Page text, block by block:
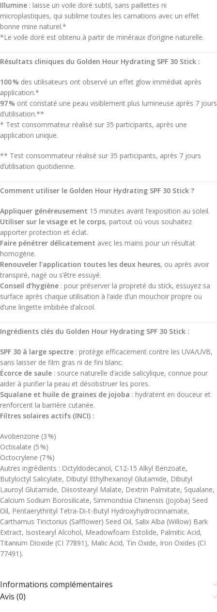
Illumine : laisse un voile doré subtil, sans paillettes ni
microplastiques, qui sublime toutes les carnations avec un effet
bonne mine naturel.*
*Le voile doré est obtenu à partir de minéraux d’origine naturelle.
Résultats cliniques du Golden Hour Hydrating SPF 30 Stick :
100 % des utilisateurs ont observé un effet glow immédiat après
application.*
97 % ont constaté une peau visiblement plus lumineuse après 7 jours
d’utilisation.**
* Test consommateur réalisé sur 35 participants, après une
application unique.
** Test consommateur réalisé sur 35 participants, après 7 jours
d’utilisation quotidienne.
Comment utiliser le Golden Hour Hydrating SPF 30 Stick ?
Appliquer généreusement 15 minutes avant l’exposition au soleil.
Utiliser sur le visage et le corps, partout où vous souhaitez
apporter protection et éclat.
Faire pénétrer délicatement avec les mains pour un résultat
homogène.
Renouveler l’application toutes les deux heures, ou après avoir
transpiré, nagé ou s’être essuyé.
Conseil d’hygiène : pour préserver la propreté du stick, essuyez sa
surface après chaque utilisation à l’aide d’un mouchoir propre ou
d’une lingette imbibée d’alcool.
Ingrédients clés du Golden Hour Hydrating SPF 30 Stick :
SPF 30 à large spectre : protège efficacement contre les UVA/UVB,
sans laisser de film gras ni de fini blanc.
Écorce de saule : source naturelle d’acide salicylique, connue pour
aider à purifier la peau et désobstruer les pores.
Squalane et huile de graines de jojoba : hydratent en douceur et
renforcent la barrière cutanée.
Filtres solaires actifs (INCI) :
Avobenzone (3 %)
Octisalate (5 %)
Octocrylene (7 %)
Autres ingrédients : Octyldodecanol, C12-15 Alkyl Benzoate,
Butyloctyl Salicylate, Dibutyl Ethylhexanoyl Glutamide, Dibutyl
Lauroyl Glutamide, Diisostearyl Malate, Dextrin Palmitate, Squalane,
Calcium Sodium Borosilicate, Simmondsia Chinensis (Jojoba) Seed
Oil, Pentaerythrityl Tetra-Di-t-Butyl Hydroxyhydrocinnamate,
Carthamus Tinctorius (Safflower) Seed Oil, Salix Alba (Willow) Bark
Extract, Isostearyl Alcohol, Meadowfoam Estolide, Palmitic Acid,
Titanium Dioxide (CI 77891), Malic Acid, Tin Oxide, Iron Oxides (CI
77491).​
Informations complémentaires
Avis (0)